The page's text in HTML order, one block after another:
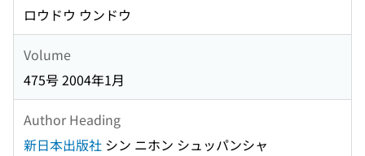
ロウドウ ウンドウ
Volume
475号 2004年1月
Author Heading
新日本出版社 シン ニホン シュッパンシャ